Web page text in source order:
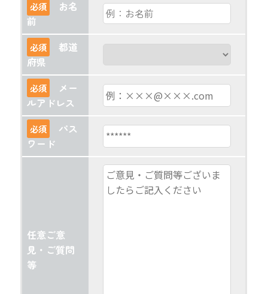
必須
お名
前
必須
都道
府県
必須
メー
ルアドレス
必須
パス
ワード
任意ご意
見・ご質問
等